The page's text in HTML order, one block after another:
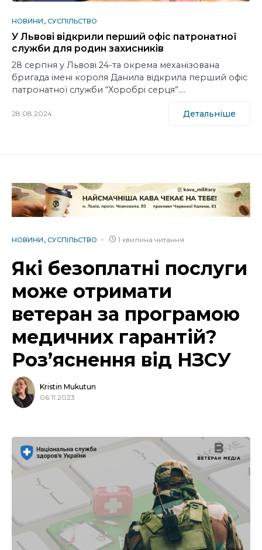
НОВИНИ СУСПІЛЬСТВО
У Львові відкрили перший офіс патронатної
служби для родин захисників
28 серпня у Львові 24-та окрема механізована
бригада імені короля Данила відкрила перший офіс
патронатної служби “Хоробрі серця”.…
28.08.2024 Детальніше
НОВИНИ СУСПІЛЬСТВО 1 хвилина читання
Які безоплатні послуги
може отримати
ветеран за програмою
медичних гарантій?
Роз’яснення від НЗСУ
Kristin Mukutun
06.11.2023